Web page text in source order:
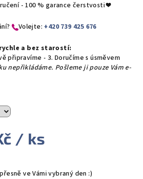
- 100 % garance čerstvosti❤️
​Volejte: +420 739 425 676
a bez starostí:
připravíme - 3. Doručíme s úsměvem
nepřikládáme. Pošleme ji pouze Vám e-
/ ks
ve Vámi vybraný den :)